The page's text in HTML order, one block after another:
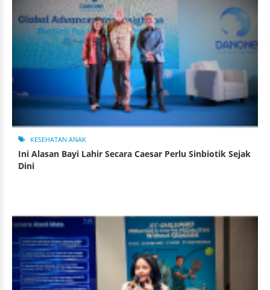
KESEHATAN ANAK
Ini Alasan Bayi Lahir Secara Caesar Perlu Sinbiotik Sejak
Dini